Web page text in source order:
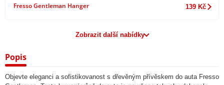
Fresso Gentleman Hanger 139 Kč
Zobrazit další nabídky
Popis
Objevte eleganci a sofistikovanost s dřevěným přívěskem do auta Fresso